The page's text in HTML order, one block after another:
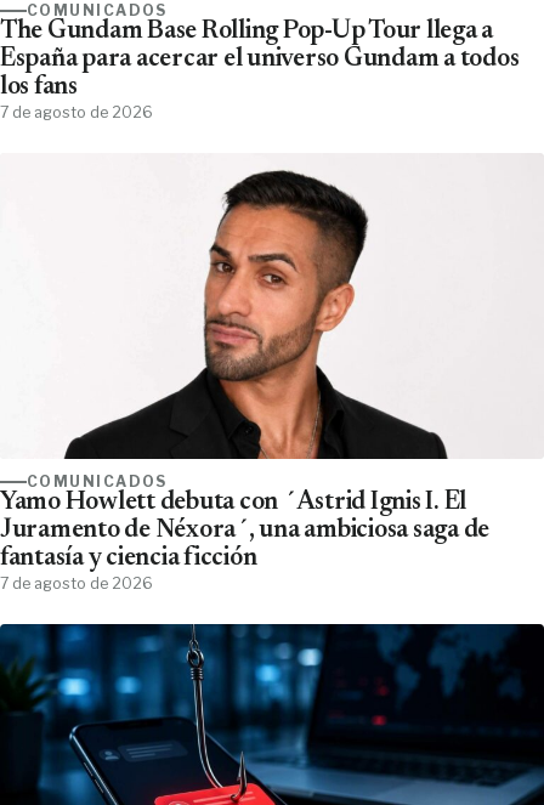
COMUNICADOS
The Gundam Base Rolling Pop-Up Tour llega a
España para acercar el universo Gundam a todos
los fans
7 de agosto de 2026
COMUNICADOS
Yamo Howlett debuta con ´Astrid Ignis I. El
Juramento de Néxora´, una ambiciosa saga de
fantasía y ciencia ficción
7 de agosto de 2026